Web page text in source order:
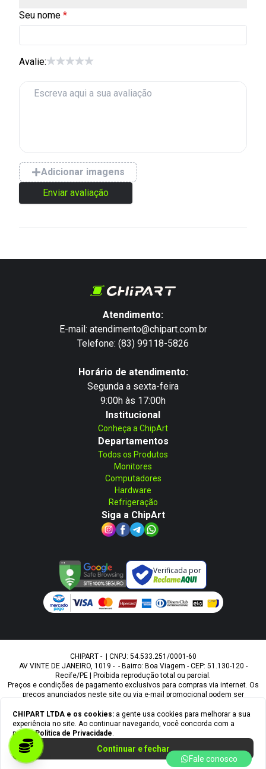
Seu nome
Avalie:
Adicionar imagens
Enviar avaliação
CHIPART LTDA e os cookies: a gente usa cookies para melhorar a sua
experiência no site. Ao continuar navegando, você concorda com a
nossaPolítica de Privacidade.
Continuar e fechar
Atendimento:
E-mail: atendimento@chipart.com.br
Telefone: (83) 99118-5826
Horário de atendimento:
Segunda a sexta-feira
9:00h às 17:00h
Institucional
Conheça a ChipArt
Departamentos
Todos os Produtos
Monitores
Computadores
Hardware
Refrigeração
Siga a ChipArt
Verificada por
CHIPART - | CNPJ: 54.533.251/0001-60
AV VINTE DE JANEIRO, 1019 - - Bairro: Boa Viagem - CEP: 51.130-120 -
Recife/PE | Proibida reprodução total ou parcial.
Preços e condições de pagamento exclusivos para compras via internet. Os
preços anunciados neste site ou via e-mail promocional podem ser
descritivos. As fotos contidas nesta página são meramente ilustrativas do
produto e podem variar de acordo com o fornecedor/lote do fabricante.
Ofertas válidas até o término de nossos estoques. Vendas sujeitas à
Fale conosco